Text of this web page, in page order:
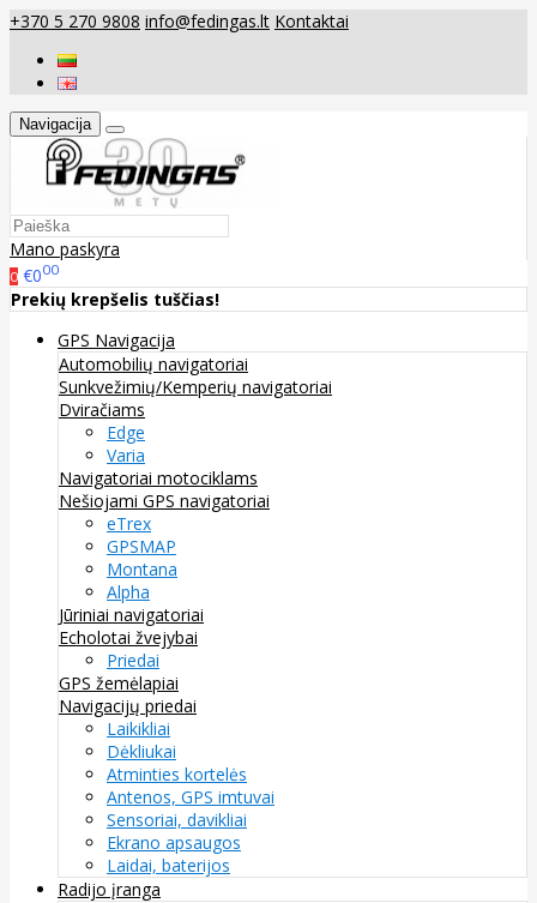
+370 5 270 9808 info@fedingas.lt Kontaktai
Navigacija
Mano paskyra
0 €000
Prekių krepšelis tuščias!
GPS Navigacija
Automobilių navigatoriai
Sunkvežimių/Kemperių navigatoriai
Dviračiams
Edge
Varia
Navigatoriai motociklams
Nešiojami GPS navigatoriai
eTrex
GPSMAP
Montana
Alpha
Jūriniai navigatoriai
Echolotai žvejybai
Priedai
GPS žemėlapiai
Navigacijų priedai
Laikikliai
Dėkliukai
Atminties kortelės
Antenos, GPS imtuvai
Sensoriai, davikliai
Ekrano apsaugos
Laidai, baterijos
Radijo įranga